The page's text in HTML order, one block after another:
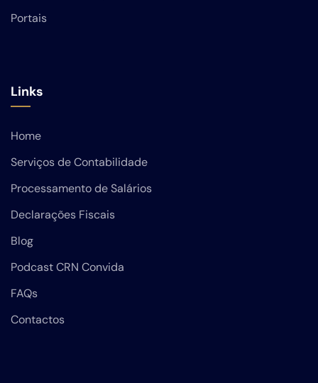
Portais
Links
Home
Serviços de Contabilidade
Processamento de Salários
Declarações Fiscais
Blog
Podcast CRN Convida
FAQs
Contactos